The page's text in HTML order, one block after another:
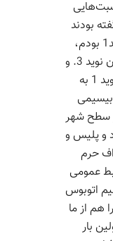
بودند
نوید 1 و نوید 2 و نوید 3 و من نوید1 بودم،
دکتر فراهی نوید 2 و دکتر وحیدیان نوید 3. و
یاد داده بودند که بگوییم مثلا از نوید 1 به
بیسیمی
سطح شهر
و پلیس و
حرم
عمومی
اتوبوس
هم از ما
بار